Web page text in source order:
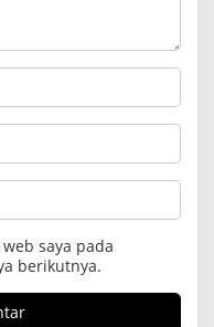
saya pada
berikutnya.